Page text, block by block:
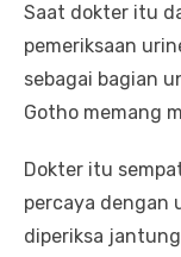
Saat dokter itu
pemeriksaan
sebagai bagian
Gotho memang
Dokter itu
percaya dengan
diperiksa